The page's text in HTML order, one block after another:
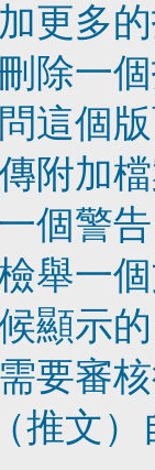
更多
除一
這個
附加
個警
舉一
顯示
要審
推文